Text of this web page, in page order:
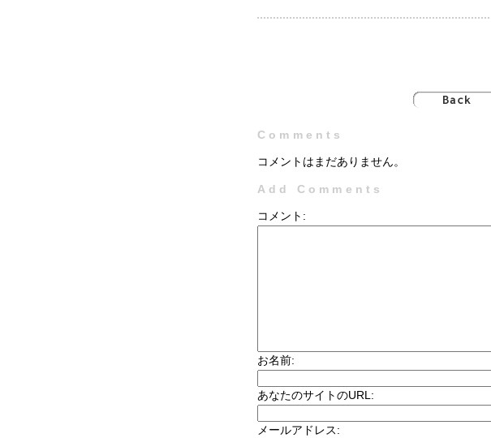
Comments
コメントはまだありません。
Add Comments
コメント:
お名前:
あなたのサイトのURL:
メールアドレス: